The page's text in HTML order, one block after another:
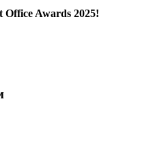
Awards 2025!